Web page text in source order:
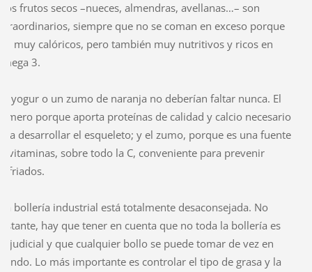
frutos secos –nueces, almendras, avellanas…– son
siempre que no se coman en exceso porque
muy calóricos, pero también muy nutritivos y ricos en
3.
yogur o un zumo de naranja no deberían faltar nunca. El
porque aporta proteínas de calidad y calcio necesario
desarrollar el esqueleto; y el zumo, porque es una fuente
vitaminas, sobre todo la C, conveniente para prevenir
bollería industrial está totalmente desaconsejada. No
hay que tener en cuenta que no toda la bollería es
y que cualquier bollo se puede tomar de vez en
Lo más importante es controlar el tipo de grasa y la